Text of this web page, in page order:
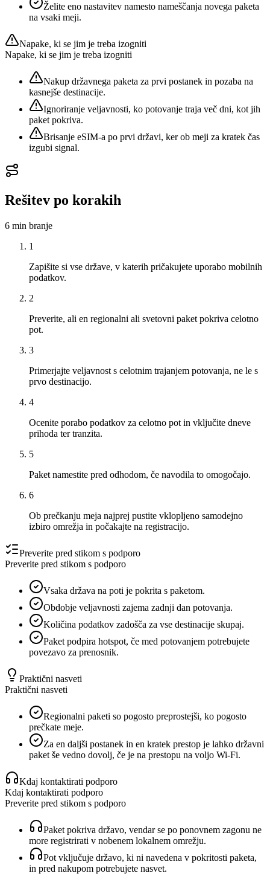
Želite eno nastavitev namesto nameščanja novega paketa
na vsaki meji.
Napake, ki se jim je treba izogniti
Napake, ki se jim je treba izogniti
Nakup državnega paketa za prvi postanek in pozaba na
kasnejše destinacije.
Ignoriranje veljavnosti, ko potovanje traja več dni, kot jih
paket pokriva.
Brisanje eSIM-a po prvi državi, ker ob meji za kratek čas
izgubi signal.
Rešitev po korakih
6 min branje
1
Zapišite si vse države, v katerih pričakujete uporabo mobilnih
podatkov.
2
Preverite, ali en regionalni ali svetovni paket pokriva celotno
pot.
3
Primerjajte veljavnost s celotnim trajanjem potovanja, ne le s
prvo destinacijo.
4
Ocenite porabo podatkov za celotno pot in vključite dneve
prihoda ter tranzita.
5
Paket namestite pred odhodom, če navodila to omogočajo.
6
Ob prečkanju meja najprej pustite vklopljeno samodejno
izbiro omrežja in počakajte na registracijo.
Preverite pred stikom s podporo
Preverite pred stikom s podporo
Vsaka država na poti je pokrita s paketom.
Obdobje veljavnosti zajema zadnji dan potovanja.
Količina podatkov zadošča za vse destinacije skupaj.
Paket podpira hotspot, če med potovanjem potrebujete
povezavo za prenosnik.
Praktični nasveti
Praktični nasveti
Regionalni paketi so pogosto preprostejši, ko pogosto
prečkate meje.
Za en daljši postanek in en kratek prestop je lahko državni
paket še vedno dovolj, če je na prestopu na voljo Wi‑Fi.
Kdaj kontaktirati podporo
Kdaj kontaktirati podporo
Preverite pred stikom s podporo
Paket pokriva državo, vendar se po ponovnem zagonu ne
more registrirati v nobenem lokalnem omrežju.
Pot vključuje državo, ki ni navedena v pokritosti paketa,
in pred nakupom potrebujete nasvet.